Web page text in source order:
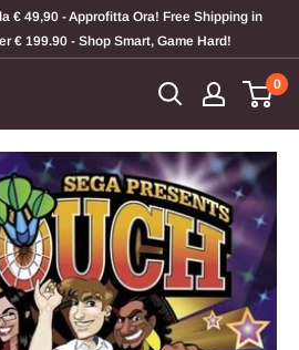
€ 49,90 - Approfitta Ora! Free Shipping in
€ 199.90 - Shop Smart, Game Hard!
0